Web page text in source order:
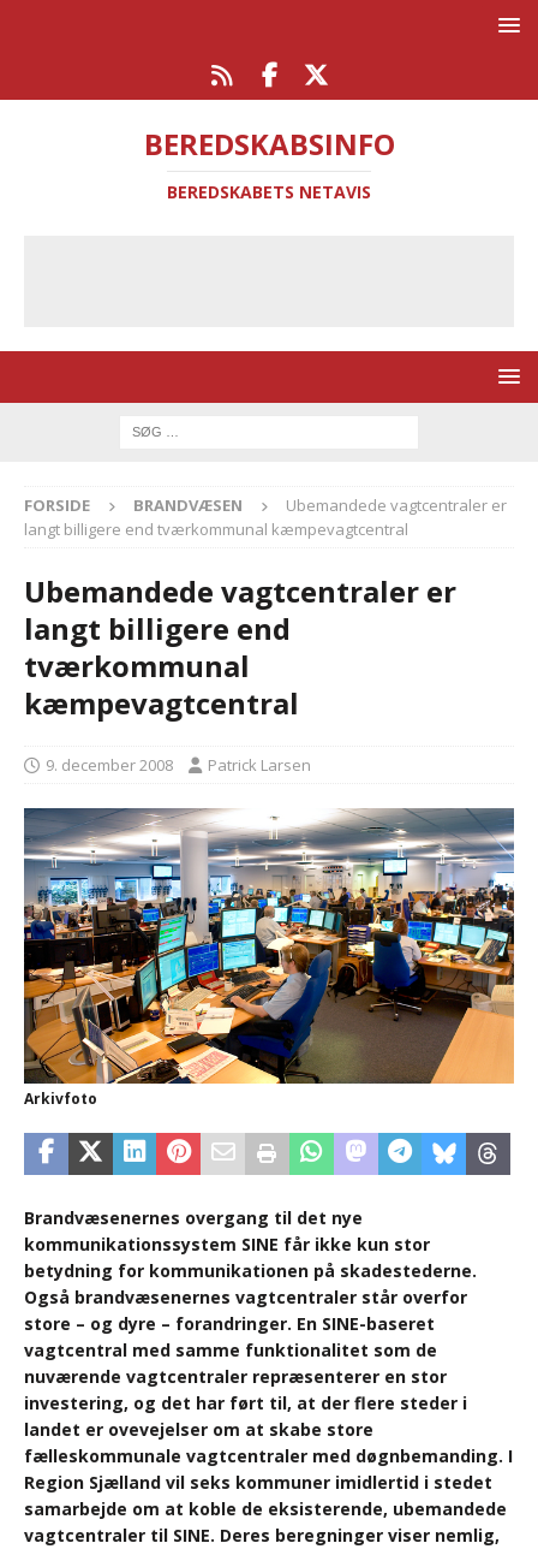
BEREDSKABSINFO
BEREDSKABETS NETAVIS
FORSIDE BRANDVÆSEN
Ubemandede vagtcentraler er
langt billigere end tværkommunal kæmpevagtcentral
Ubemandede vagtcentraler er
langt billigere end
tværkommunal
kæmpevagtcentral
9. december 2008 Patrick Larsen
Arkivfoto
Brandvæsenernes overgang til det nye
kommunikationssystem SINE får ikke kun stor
betydning for kommunikationen på skadestederne.
Også brandvæsenernes vagtcentraler står overfor
store – og dyre – forandringer. En SINE-baseret
vagtcentral med samme funktionalitet som de
nuværende vagtcentraler repræsenterer en stor
investering, og det har ført til, at der flere steder i
landet er ovevejelser om at skabe store
fælleskommunale vagtcentraler med døgnbemanding. I
Region Sjælland vil seks kommuner imidlertid i stedet
samarbejde om at koble de eksisterende, ubemandede
vagtcentraler til SINE. Deres beregninger viser nemlig,